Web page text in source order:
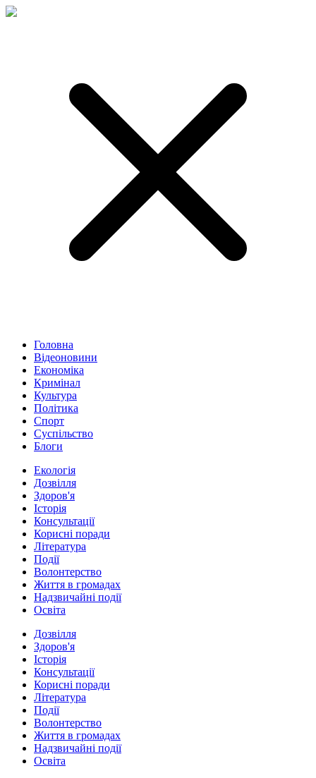
Головна
Відеоновини
Економіка
Кримінал
Культура
Політика
Спорт
Суспільство
Блоги
Екологія
Дозвілля
Здоров'я
Історія
Консультації
Корисні поради
Література
Події
Волонтерство
Життя в громадах
Надзвичайні події
Освіта
Дозвілля
Здоров'я
Історія
Консультації
Корисні поради
Література
Події
Волонтерство
Життя в громадах
Надзвичайні події
Освіта